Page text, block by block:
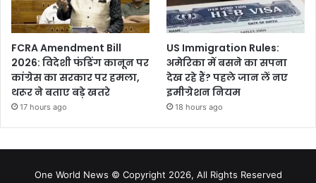
FCRA Amendment Bill
2026: विदेशी फंडिंग कानून पर
कांग्रेस का सरकार पर हमला,
थरूर ने बताए बड़े खतरे
17 hours ago
US Immigration Rules:
अमेरिका में बसने का सपना
देख रहे हैं? पहले जान लें नए
इमीग्रेशन नियम
18 hours ago
One World News © Copyright 2026, All Rights Reserved